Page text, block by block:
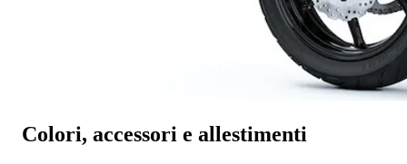
Colori, accessori e allestimenti